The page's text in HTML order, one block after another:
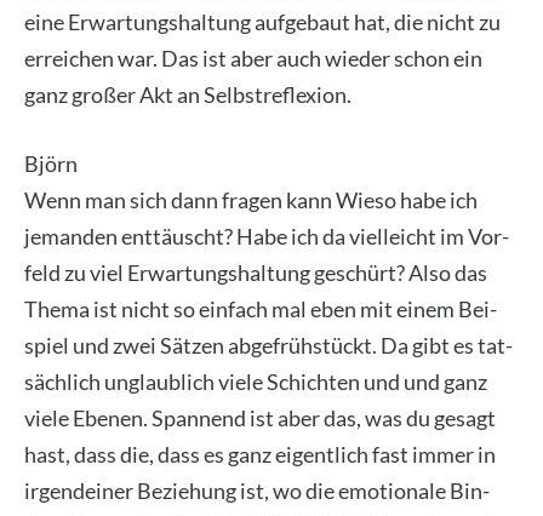
eine Erwar­tungs­hal­tung auf­ge­baut hat, die nicht zu
errei­chen war. Das ist aber auch wie­der schon ein
ganz gro­ßer Akt an Selbst­re­fle­xi­on.
Björn
Wenn man sich dann fra­gen kann Wie­so habe ich
jeman­den ent­täuscht? Habe ich da viel­leicht im Vor­
feld zu viel Erwar­tungs­hal­tung geschürt? Also das
The­ma ist nicht so ein­fach mal eben mit einem Bei­
spiel und zwei Sät­zen abge­früh­stückt. Da gibt es tat­
säch­lich unglaub­lich vie­le Schich­ten und und ganz
vie­le Ebe­nen. Span­nend ist aber das, was du gesagt
hast, dass die, dass es ganz eigent­lich fast immer in
irgend­ei­ner Bezie­hung ist, wo die emo­tio­na­le Bin­